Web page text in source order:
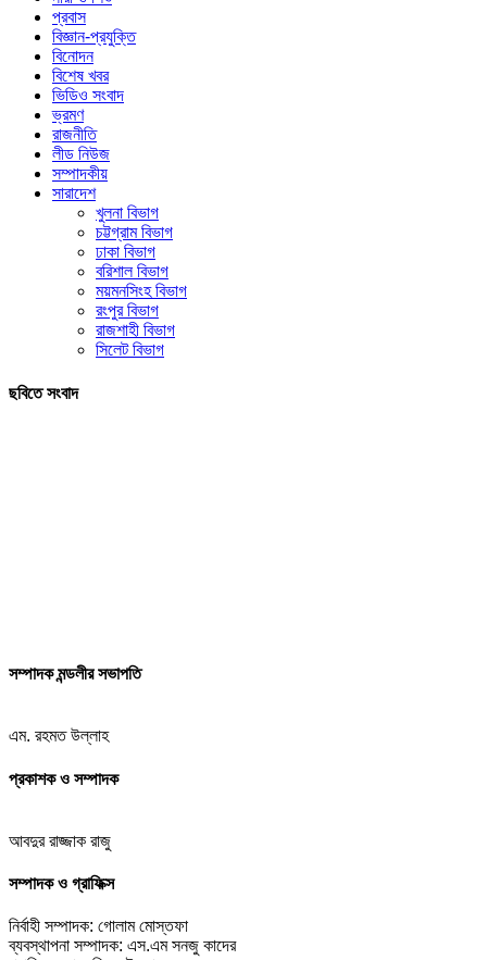
প্রবাস
বিজ্ঞান-প্রযুক্তি
বিনোদন
বিশেষ খবর
ভিডিও সংবাদ
ভ্রমণ
রাজনীতি
লীড নিউজ
সম্পাদকীয়
সারাদেশ
খুলনা বিভাগ
চট্টগ্রাম বিভাগ
ঢাকা বিভাগ
বরিশাল বিভাগ
ময়মনসিংহ বিভাগ
রংপুর বিভাগ
রাজশাহী বিভাগ
সিলেট বিভাগ
ছবিতে সংবাদ
সম্পাদক মন্ডলীর সভাপতি
এম. রহমত উল্লাহ
প্রকাশক ও সম্পাদক
আবদুর রাজ্জাক রাজু
সম্পাদক ও গ্রাফিক্স
নির্বাহী সম্পাদক: গোলাম মোস্তফা
ব্যবস্থাপনা সম্পাদক: এস.এম সনজু কাদের